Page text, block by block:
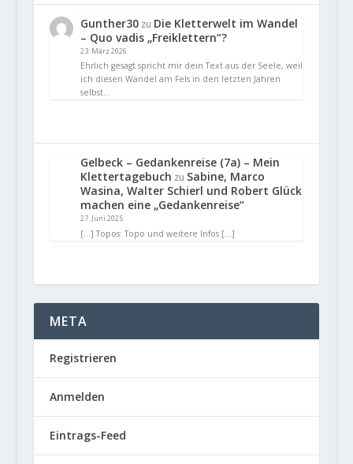
Gunther30zu Die Kletterwelt im Wandel
– Quo vadis „Freiklettern“?
23. März 2026
Ehrlich gesagt spricht mir dein Text aus der Seele, weil
ich diesen Wandel am Fels in den letzten Jahren
selbst…
Gelbeck – Gedankenreise (7a) – Mein
Klettertagebuch zu Sabine, Marco
Wasina, Walter Schierl und Robert Glück
machen eine „Gedankenreise“
27. Juni 2025
[…] Topos: Topo und weitere Infos […]
META
Registrieren
Anmelden
Eintrags-Feed